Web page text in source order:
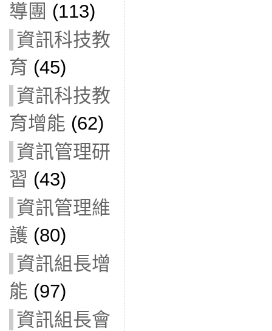
導團 (113)
資訊科技教
育 (45)
資訊科技教
育增能 (62)
資訊管理研
習 (43)
資訊管理維
護 (80)
資訊組長增
能 (97)
資訊組長會